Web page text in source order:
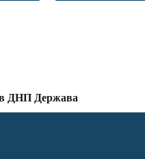
в ДНП Держава